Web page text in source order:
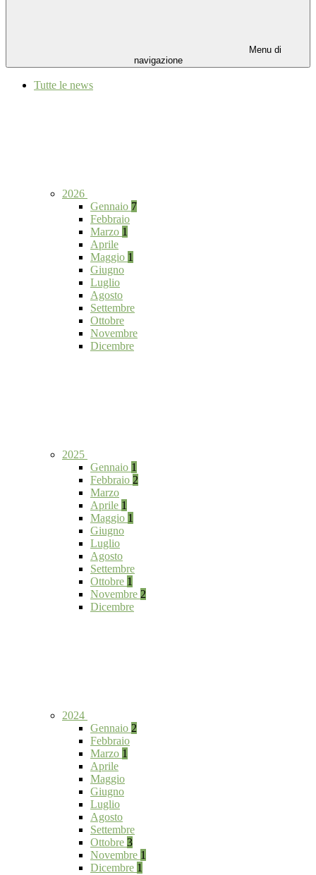
Menu di
navigazione
Tutte le news
2026
Gennaio 7
Febbraio
Marzo 1
Aprile
Maggio 1
Giugno
Luglio
Agosto
Settembre
Ottobre
Novembre
Dicembre
2025
Gennaio 1
Febbraio 2
Marzo
Aprile 1
Maggio 1
Giugno
Luglio
Agosto
Settembre
Ottobre 1
Novembre 2
Dicembre
2024
Gennaio 2
Febbraio
Marzo 1
Aprile
Maggio
Giugno
Luglio
Agosto
Settembre
Ottobre 3
Novembre 1
Dicembre 1